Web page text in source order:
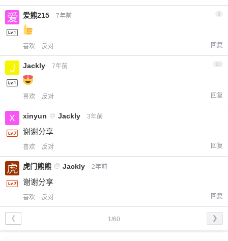
爱熊215 7年前 9
喜欢 反对 回复
Jackly 7年前
喜欢 反对 回复
xinyun @ Jackly 3年前
谢谢分享
喜欢 反对 回复
虎门熊熊 @ Jackly 2年前
谢谢分享
喜欢 反对 回复
1/60
❮ ❯